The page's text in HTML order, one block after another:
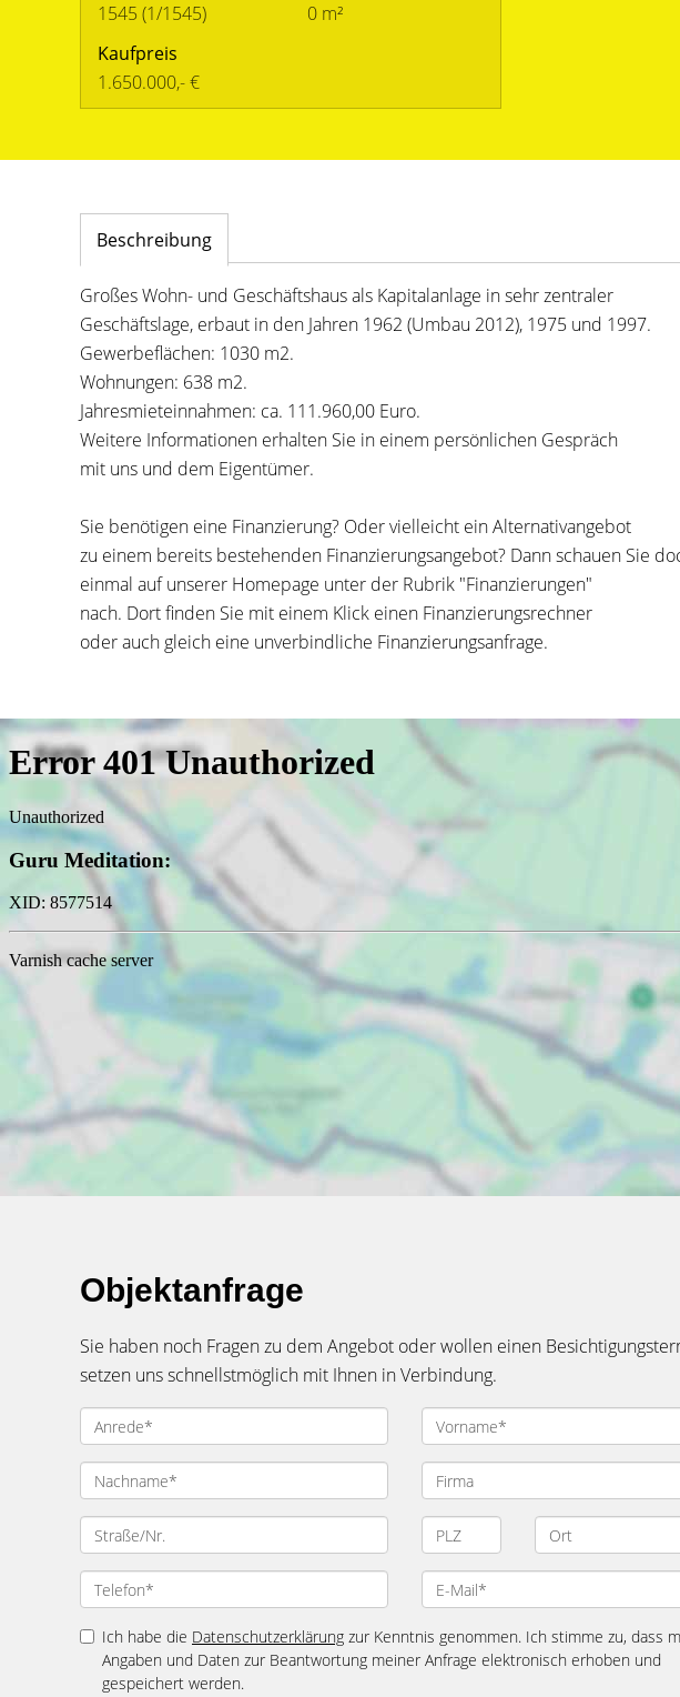
1545 (1/1545)
0 m²
Kaufpreis
1.650.000,- €
Beschreibung
Großes Wohn- und Geschäftshaus als Kapitalanlage in sehr zentraler
Geschäftslage, erbaut in den Jahren 1962 (Umbau 2012), 1975 und 1997.
Gewerbeflächen: 1030 m2.
Wohnungen: 638 m2.
Jahresmieteinnahmen: ca. 111.960,00 Euro.
Weitere Informationen erhalten Sie in einem persönlichen Gespräch
mit uns und dem Eigentümer.
Sie benötigen eine Finanzierung? Oder vielleicht ein Alternativangebot
zu einem bereits bestehenden Finanzierungsangebot? Dann schauen Sie
einmal auf unserer Homepage unter der Rubrik "Finanzierungen"
nach. Dort finden Sie mit einem Klick einen Finanzierungsrechner
oder auch gleich eine unverbindliche Finanzierungsanfrage.
Objektanfrage
Sie haben noch Fragen zu dem Angebot oder wollen einen
setzen uns schnellstmöglich mit Ihnen in Verbindung.
Ich habe die Datenschutzerklärung zur Kenntnis genommen. Ich stimme zu, dass
Angaben und Daten zur Beantwortung meiner Anfrage elektronisch erhoben und
gespeichert werden.